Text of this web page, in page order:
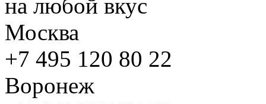
на любой вкус
Москва
+7 495 120 80 22
Воронеж